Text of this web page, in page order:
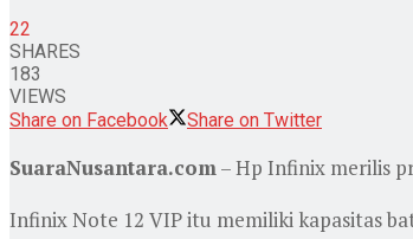
22
SHARES
183
VIEWS
Share on Facebook
Share on Twitter
SuaraNusantara.com– Hp Infinix merilis
Infinix Note 12 VIP itu memiliki kapasitas